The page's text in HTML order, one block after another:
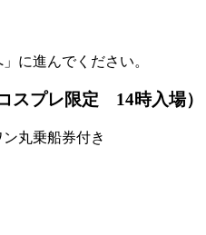
に進んでください。
スプレ限定 14時入場）
丸乗船券付き